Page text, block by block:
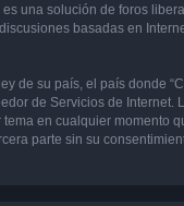
es una solución de foros
basadas en
su país, el país donde
de Servicios de Internet.
en cualquier momento
parte sin su